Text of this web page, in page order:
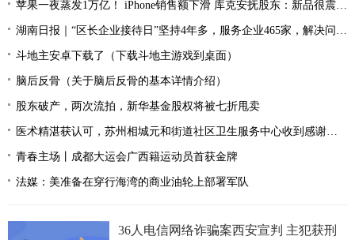
苹果一夜蒸发1万亿！ iPhone销售额下滑 库克安抚股东：新品很震撼 我现在天天用
湖南日报｜“区长企业接待日”坚持4年多，服务企业465家，解决问题530余个——天心区打造全省营商环境“首善之区”
斗地主安卓下载了（下载斗地主游戏到桌面）
脑后反骨（关于脑后反骨的基本详情介绍）
股东破产，两次流拍，新华基金股权将被七折甩卖
医术精湛获认可，苏州相城元和街道社区卫生服务中心收到感谢锦旗
青春主场丨成都大运会广西籍运动员首获金牌
法媒：美准备在穿行海湾的商业油轮上部署军队
36人电信网络诈骗案西安宣判 主犯获刑